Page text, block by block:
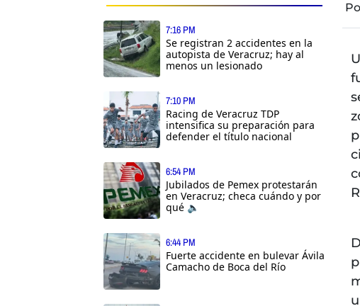
7:16 PM
Se registran 2 accidentes en la
autopista de Veracruz; hay al
menos un lesionado
7:10 PM
Racing de Veracruz TDP
intensifica su preparación para
defender el título nacional
6:54 PM
Jubilados de Pemex protestarán
en Veracruz; checa cuándo y por
qué 🔈
6:44 PM
Fuerte accidente en bulevar Ávila
Camacho de Boca del Río